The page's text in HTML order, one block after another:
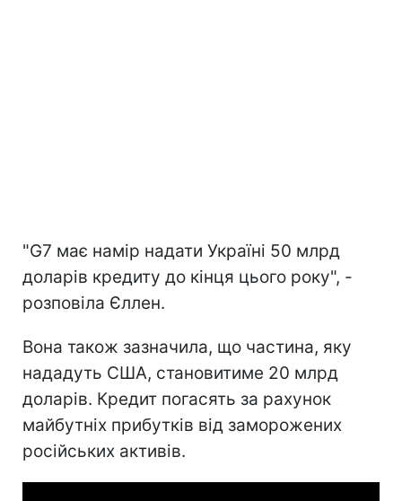
"G7 має намір надати Україні 50 млрд
доларів кредиту до кінця цього року", -
розповіла Єллен.
Вона також зазначила, що частина, яку
нададуть США, становитиме 20 млрд
доларів. Кредит погасять за рахунок
майбутніх прибутків від заморожених
російських активів.